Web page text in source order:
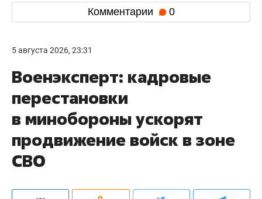
Комментарии 0
5 августа 2026, 23:31
Военэксперт: кадровые
перестановки
в минобороны ускорят
продвижение войск в зоне
СВО